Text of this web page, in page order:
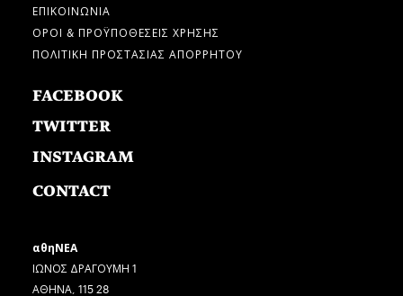
ΕΠΙΚΟΙΝΩΝΙΑ
ΟΡΟΙ & ΠΡΟΫΠΟΘΕΣΕΙΣ ΧΡΗΣΗΣ
ΠΟΛΙΤΙΚΗ ΠΡΟΣΤΑΣΙΑΣ ΑΠΟΡΡΗΤΟΥ
FACEBOOK
TWITTER
INSTAGRAM
CONTACT
αθηΝΕΑ
ΙΩΝΟΣ ΔΡΑΓΟΥΜΗ 1
ΑΘΗΝΑ, 115 28